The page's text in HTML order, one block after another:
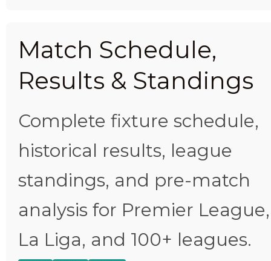
Match Schedule,
Results & Standings
Complete fixture schedule,
historical results, league
standings, and pre-match
analysis for Premier League,
La Liga, and 100+ leagues.